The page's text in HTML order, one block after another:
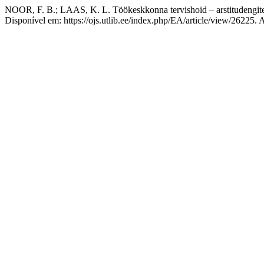
NOOR, F. B.; LAAS, K. L. Töökeskkonna tervishoid –
Disponível em: https://ojs.utlib.ee/index.php/EA/article/view/26225.